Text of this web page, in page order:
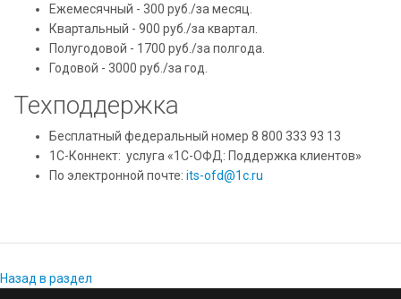
Ежемесячный - 300 руб./за месяц.
Квартальный - 900 руб./за квартал.
Полугодовой - 1700 руб./за полгода.
Годовой - 3000 руб./за год.
Техподдержка
Бесплатный федеральный номер 8 800 333 93 13
1С-Коннект: услуга «1С-ОФД: Поддержка клиентов»
По электронной почте: its-ofd@1c.ru
Назад в раздел